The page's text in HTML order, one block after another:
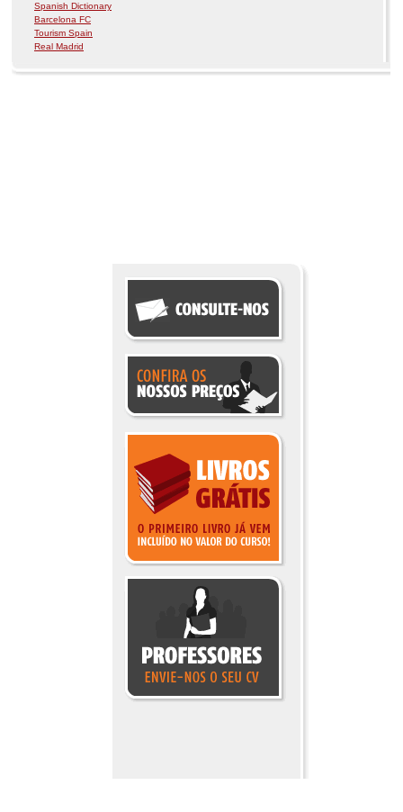
Spanish Dictionary
Barcelona FC
Tourism Spain
Real Madrid